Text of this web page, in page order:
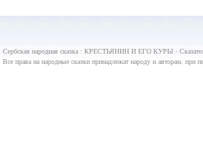
Сербская народная сказка : КРЕСТЬЯНИН И ЕГО КУРЫ -
Все права на народные сказки принадлежат народу и авторам, при